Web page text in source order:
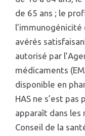
de 65 ans ; le
avérés
autorisé par
médicaments
disponible en
HAS ne s’est pas
apparaît dans les
Conseil de la